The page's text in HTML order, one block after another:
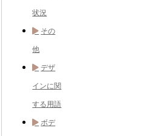
状況
その
他
デザ
インに関
する用語
ボデ